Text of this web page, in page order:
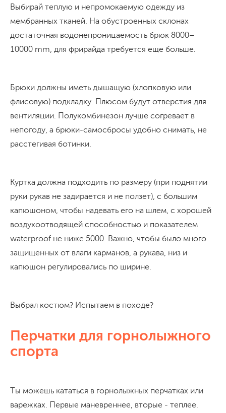
Выбирай теплую и непромокаемую одежду из
мембранных тканей. На обустроенных склонах
достаточная водонепроницаемость брюк 8000–
10000 mm, для фрирайда требуется еще больше.
Брюки должны иметь дышащую (хлопковую или
флисовую) подкладку. Плюсом будут отверстия для
вентиляции. Полукомбинезон лучше согревает в
непогоду, а брюки-самосбросы удобно снимать, не
расстегивая ботинки.
Куртка должна подходить по размеру (при поднятии
руки рукав не задирается и не ползет), с большим
капюшоном, чтобы надевать его на шлем, с хорошей
воздухоотводящей способностью и показателем
waterproof не ниже 5000. Важно, чтобы было много
защищенных от влаги карманов, а рукава, низ и
капюшон регулировались по ширине.
Выбрал костюм? Испытаем в походе?
Перчатки для горнолыжного
спорта
Ты можешь кататься в горнолыжных перчатках или
варежках. Первые маневреннее, вторые - теплее.